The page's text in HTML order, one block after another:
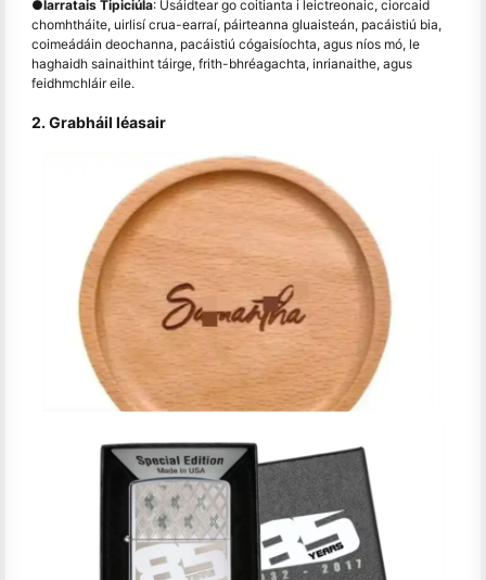
●Iarratais Tipiciúla: Úsáidtear go coitianta i leictreonaic, ciorcaid
chomhtháite, uirlisí crua-earraí, páirteanna gluaisteán, pacáistiú bia,
coimeádáin deochanna, pacáistiú cógaisíochta, agus níos mó, le
haghaidh sainaithint táirge, frith-bhréagachta, inrianaithe, agus
feidhmchláir eile.
2. Grabháil léasair